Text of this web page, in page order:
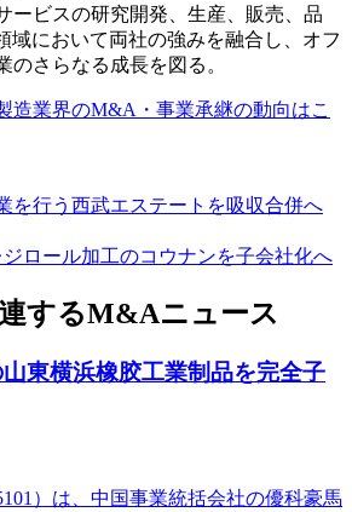
ービスの研究開発、生産、販売、品
域において両社の強みを融合し、オフ
のさらなる成長を図る。
造業界のM&A・事業承継の動向はこ
を行う西武エステートを吸収合併へ
ロール加工のコウナンを子会社化へ
するM&Aニュース
東横浜橡胶工業制品を完全子
）は、中国事業統括会社の優科豪馬